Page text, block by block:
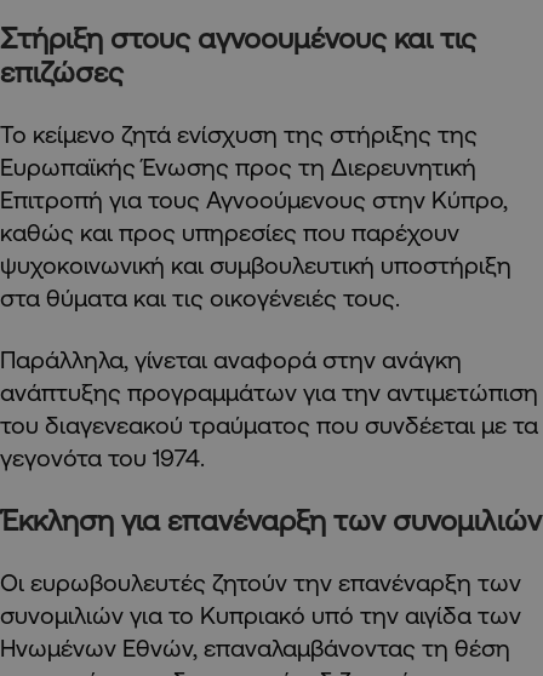
Στήριξη στους αγνοουμένους και τις
επιζώσες
Το κείμενο ζητά ενίσχυση της στήριξης της
Ευρωπαϊκής Ένωσης προς τη Διερευνητική
Επιτροπή για τους Αγνοούμενους στην Κύπρο,
καθώς και προς υπηρεσίες που παρέχουν
ψυχοκοινωνική και συμβουλευτική υποστήριξη
στα θύματα και τις οικογένειές τους.
Παράλληλα, γίνεται αναφορά στην ανάγκη
ανάπτυξης προγραμμάτων για την αντιμετώπιση
του διαγενεακού τραύματος που συνδέεται με τα
γεγονότα του 1974.
Έκκληση για επανέναρξη των συνομιλιών
Οι ευρωβουλευτές ζητούν την επανέναρξη των
συνομιλιών για το Κυπριακό υπό την αιγίδα των
Ηνωμένων Εθνών, επαναλαμβάνοντας τη θέση